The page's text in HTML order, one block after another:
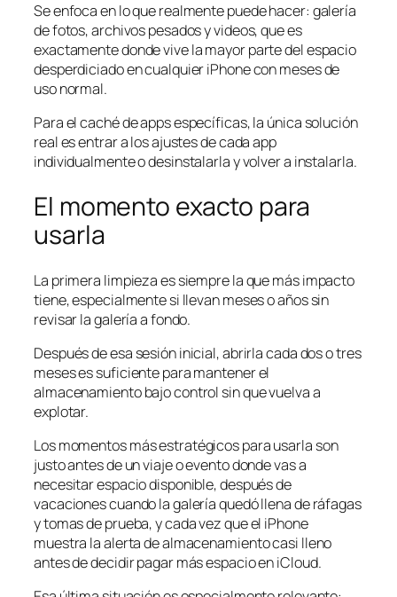
Se enfoca en lo que realmente puede hacer: galería
de fotos, archivos pesados y videos, que es
exactamente donde vive la mayor parte del espacio
desperdiciado en cualquier iPhone con meses de
uso normal.
Para el caché de apps específicas, la única solución
real es entrar a los ajustes de cada app
individualmente o desinstalarla y volver a instalarla.
El momento exacto para
usarla
La primera limpieza es siempre la que más impacto
tiene, especialmente si llevan meses o años sin
revisar la galería a fondo.
Después de esa sesión inicial, abrirla cada dos o tres
meses es suficiente para mantener el
almacenamiento bajo control sin que vuelva a
explotar.
Los momentos más estratégicos para usarla son
justo antes de un viaje o evento donde vas a
necesitar espacio disponible, después de
vacaciones cuando la galería quedó llena de ráfagas
y tomas de prueba, y cada vez que el iPhone
muestra la alerta de almacenamiento casi lleno
antes de decidir pagar más espacio en iCloud.